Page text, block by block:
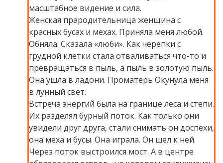
масштабное видение и сила.
Женская прародительница женщина с
красных бусах и мехах. Приняла меня любой.
Обняла. Сказала «люби». Как черепки с
грудной клетки стала отваливаться что-то и
превращаться в пыль, а пыль в золотую пыль.
Она ушла в ладони. Проматерь Окунула меня
в лунный свет.
Встреча энергий была на границе леса и степи.
Их разделял бурный поток. Как только они
увидели друг друга, стали снимать он доспехи,
она меха и бусы. Она играла. Он шел к ней.
Через поток выстроился мост. А в центре